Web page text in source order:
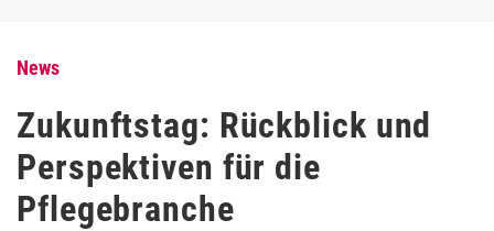
News
Zukunftstag: Rückblick und
Perspektiven für die
Pflegebranche